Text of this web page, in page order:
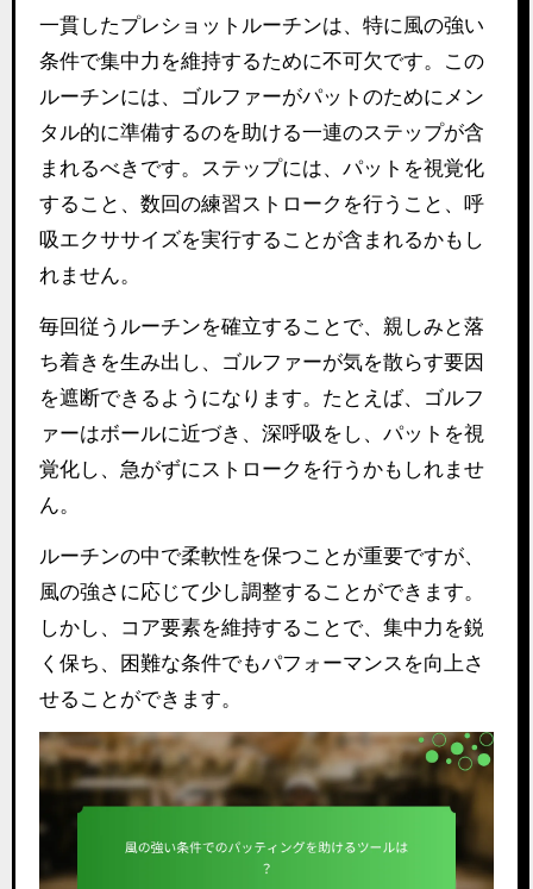
一貫したプレショットルーチンは、特に風の強い
条件で集中力を維持するために不可欠です。この
ルーチンには、ゴルファーがパットのためにメン
タル的に準備するのを助ける一連のステップが含
まれるべきです。ステップには、パットを視覚化
すること、数回の練習ストロークを行うこと、呼
吸エクササイズを実行することが含まれるかもし
れません。
毎回従うルーチンを確立することで、親しみと落
ち着きを生み出し、ゴルファーが気を散らす要因
を遮断できるようになります。たとえば、ゴルフ
ァーはボールに近づき、深呼吸をし、パットを視
覚化し、急がずにストロークを行うかもしれませ
ん。
ルーチンの中で柔軟性を保つことが重要ですが、
風の強さに応じて少し調整することができます。
しかし、コア要素を維持することで、集中力を鋭
く保ち、困難な条件でもパフォーマンスを向上さ
せることができます。